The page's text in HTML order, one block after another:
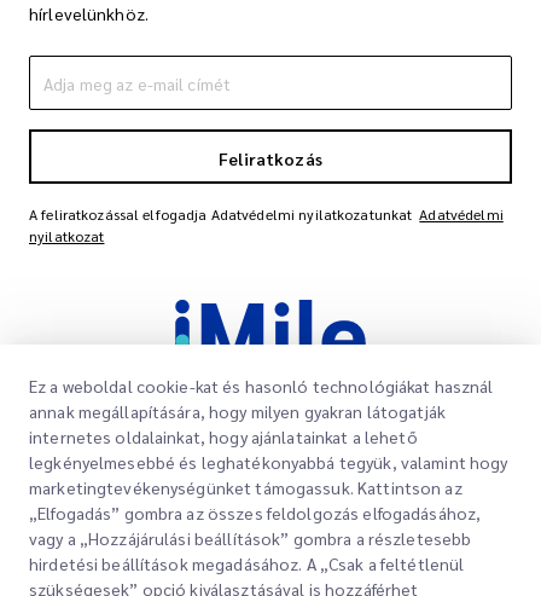
hírlevelünkhöz.
Feliratkozás
A feliratkozással elfogadja Adatvédelmi nyilatkozatunkat Adatvédelmi
nyilatkozat
Gyorslinkek
Irodahelyek
Ajánlatkérés
Vállalati
Rólunk
Szolgáltatásaink
Ez a weboldal cookie-kat és hasonló technológiákat használ
annak megállapítására, hogy milyen gyakran látogatják
internetes oldalainkat, hogy ajánlatainkat a lehető
legkényelmesebbé és leghatékonyabbá tegyük, valamint hogy
marketingtevékenységünket támogassuk. Kattintson az
„Elfogadás” gombra az összes feldolgozás elfogadásához,
vagy a „Hozzájárulási beállítások” gombra a részletesebb
hirdetési beállítások megadásához. A „Csak a feltétlenül
szükségesek” opció kiválasztásával is hozzáférhet